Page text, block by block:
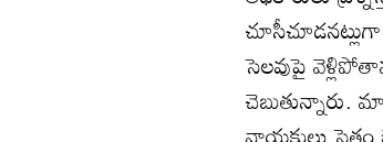
సెలవుపై
చెబుతున్నారు.